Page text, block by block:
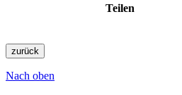
Teilen
zurück
Nach oben